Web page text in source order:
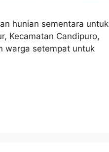
hunian sementara untuk
Kecamatan Candipuro,
warga setempat untuk